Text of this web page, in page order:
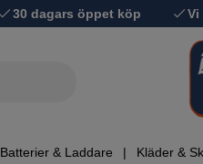
30 dagars öppet köp Vi
Batterier & Laddare Kläder &